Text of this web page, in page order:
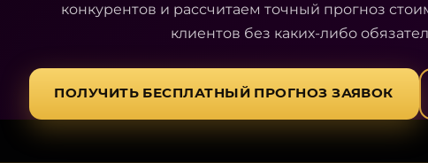
конкурентов и рассчитаем точный прогноз
клиентов без каких-либо
ПОЛУЧИТЬ БЕСПЛАТНЫЙ ПРОГНОЗ ЗАЯВОК